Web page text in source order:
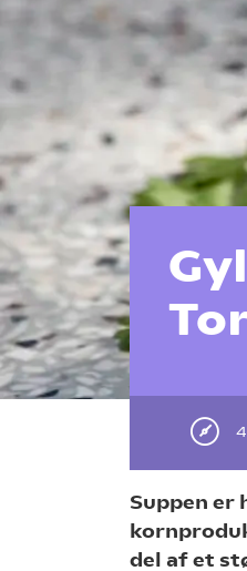
Suppen er
del af et